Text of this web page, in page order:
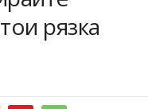
рязка